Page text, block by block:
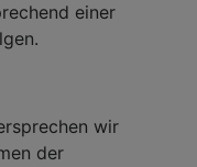
einer
wir
der